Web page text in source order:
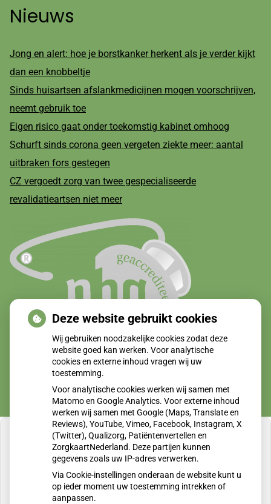
Nieuws
Jong en alert: hoe je borstkanker herkent als je verder kijkt
dan een knobbeltje
Sinds huisartsen afslankmedicijnen mogen voorschrijven,
neemt gebruik toe
Eigen risico gaat onder toekomstig kabinet omhoog
Schurft sinds corona geen vergeten ziekte meer: aantal
uitbraken fors gestegen
CZ vergoedt zorg van twee gespecialiseerde
revalidatieartsen niet meer
U heeft geen toestemming gegeven voor
externe inhoud die nodig is om dit te zien.
Cookie-instellingen wijzigen
Deze website gebruikt cookies
Wij gebruiken noodzakelijke cookies zodat deze
website goed kan werken. Voor analytische
cookies en externe inhoud vragen wij uw
toestemming.
Voor analytische cookies werken wij samen met
Matomo en Google Analytics. Voor externe inhoud
werken wij samen met Google (Maps, Translate en
Reviews), YouTube, Vimeo, Facebook, Instagram, X
(Twitter), Qualizorg, Patiëntenvertellen en
ZorgkaartNederland. Deze partijen kunnen
gegevens zoals uw IP-adres verwerken.
Via Cookie-instellingen onderaan de website kunt u
op ieder moment uw toestemming intrekken of
aanpassen.